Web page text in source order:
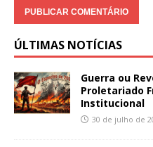
ÚLTIMAS NOTÍCIAS
Guerra ou
Proletariado
Institucional
30 de julho de